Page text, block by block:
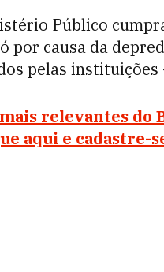
Público
por causa da
pelas
relevantes do
aqui e